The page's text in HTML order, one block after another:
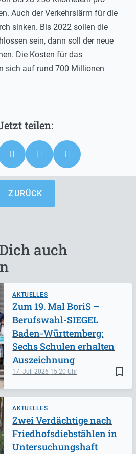
Auch der Verkehrslärm für die
sinken. Bis 2022 sollen die
sein, dann soll der neue
Die Kosten für das
sich auf rund 700 Millionen
ZURÜCK
auch
AKTUELLES
bookmark_border
17. Juli 2026 15:20
Zum 19. Mal BoriS –
Berufswahl-SIEGEL
Baden-Württemberg:
Sechs Schulen erhalten
Auszeichnung
AKTUELLES
Zwei Verdächtige nach
Friedhofsdiebstählen in
Untersuchungshaft